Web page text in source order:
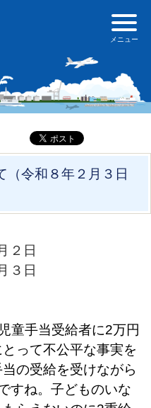
（令和８年２月３日
２日
３日
童手当受給者に2万円
って不公平な事実を
の受給を受けながら
すね。子どものいな